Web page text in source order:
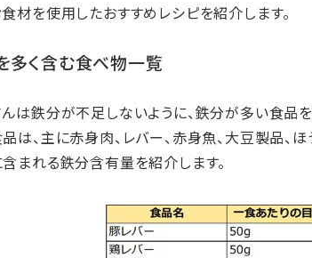
材を使用したおすすめレシピを紹介します。
多く含む食べ物一覧
は鉄分が不足しないように、鉄分が多い食品
は、主に赤身肉、レバー、赤身魚、大豆製品、
まれる鉄分含有量を紹介します。